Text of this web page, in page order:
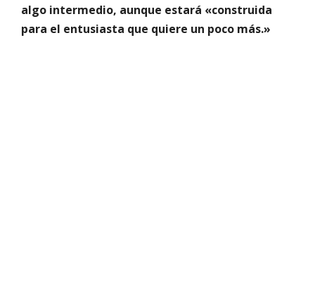
algo intermedio, aunque estará «construida
para el entusiasta que quiere un poco más.»